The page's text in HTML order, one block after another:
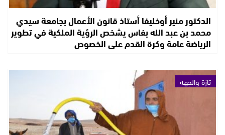
الدكتور منير أوخليفا أستاذ قانون الأعمال بجامعة سيدي
محمد بن عبد الله بفاس يشخص الرؤية الملكية في تطوير
الرياضة عامة وكرة القدم على الخصوص
تازة والجهة